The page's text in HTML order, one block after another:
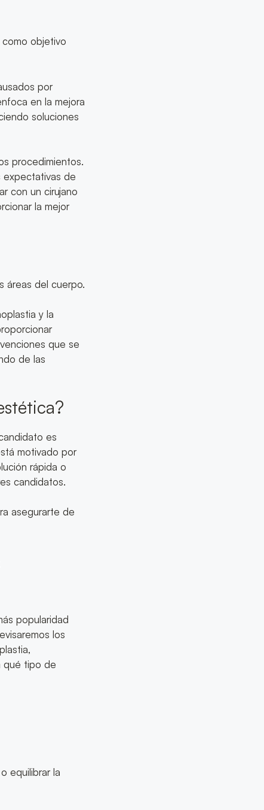
objetivo
por
en la mejora
soluciones
procedimientos.
expectativas de
con un cirujano
la mejor
áreas del cuerpo.
y la
que se
de las
es
motivado por
rápida o
candidatos.
asegurarte de
popularidad
los
qué tipo de
equilibrar la